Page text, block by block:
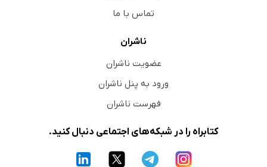
تماس با ما
ناشران
عضویت ناشران
ورود به پنل ناشران
فهرست ناشران
کتابراه را در شبکه‌های اجتماعی دنبال کنید.